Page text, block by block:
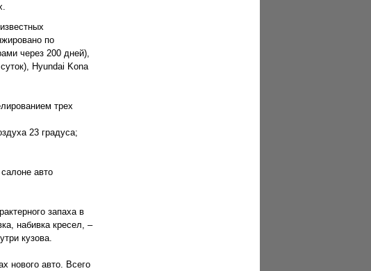
по
через 200 дней),
Hyundai Kona
трех
23 градуса;
авто
запаха в
набивка кресел, –
кузова.
нового авто. Всего